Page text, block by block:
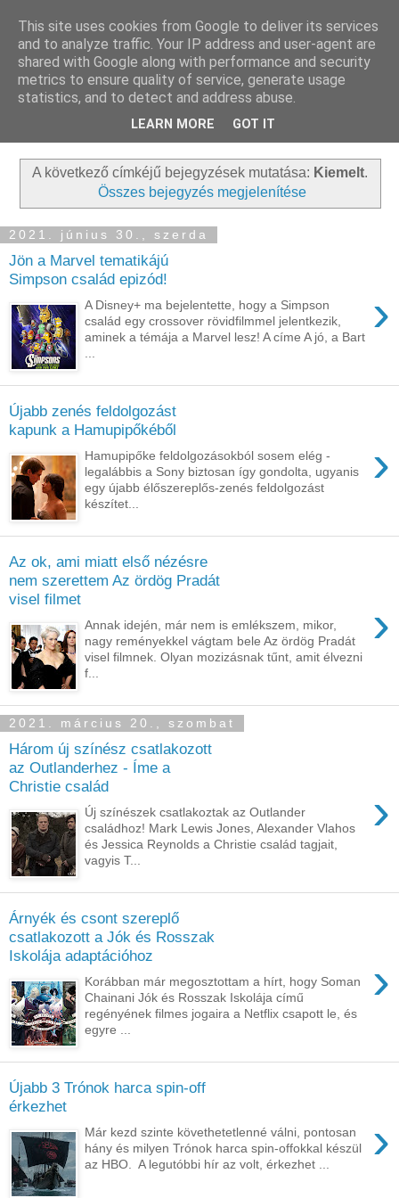
A következő címkéjű bejegyzések mutatása: Kiemelt.
Összes bejegyzés megjelenítése
2021. június 30., szerda
Jön a Marvel tematikájú
Simpson család epizód!
›
A Disney+ ma bejelentette, hogy a Simpson
család egy crossover rövidfilmmel jelentkezik,
aminek a témája a Marvel lesz! A címe A jó, a Bart
Újabb zenés feldolgozást
kapunk a Hamupipőkéből
›
Hamupipőke feldolgozásokból sosem elég -
legalábbis a Sony biztosan így gondolta, ugyanis
egy újabb élőszereplős-zenés feldolgozást
készítet...
Az ok, ami miatt első nézésre
nem szerettem Az ördög Pradát
visel filmet
›
Annak idején, már nem is emlékszem, mikor,
nagy reményekkel vágtam bele Az ördög Pradát
visel filmnek. Olyan mozizásnak tűnt, amit élvezni
f...
2021. március 20., szombat
Három új színész csatlakozott
az Outlanderhez - Íme a
Christie család
›
Új színészek csatlakoztak az Outlander
családhoz! Mark Lewis Jones, Alexander Vlahos
és Jessica Reynolds a Christie család tagjait,
vagyis T...
Árnyék és csont szereplő
csatlakozott a Jók és Rosszak
Iskolája adaptációhoz
›
Korábban már megosztottam a hírt, hogy Soman
Chainani Jók és Rosszak Iskolája című
regényének filmes jogaira a Netflix csapott le, és
egyre ...
Újabb 3 Trónok harca spin-off
érkezhet
›
Már kezd szinte követhetetlenné válni, pontosan
hány és milyen Trónok harca spin-offokkal készül
az HBO. A legutóbbi hír az volt, érkezhet ...
This site uses cookies from Google to deliver its services
and to analyze traffic. Your IP address and user-agent are
shared with Google along with performance and security
metrics to ensure quality of service, generate usage
statistics, and to detect and address abuse.
LEARN MORE GOT IT